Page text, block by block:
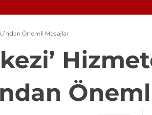
hiperbarik oksijen tedavisinden yararlandı
Önemli Mesajlar